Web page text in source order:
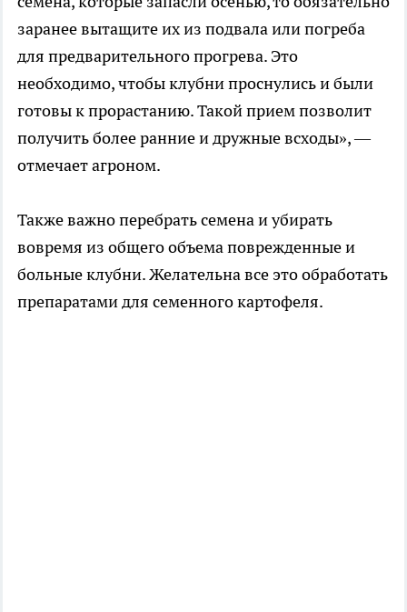
заранее вытащите их из подвала или погреба
для предварительного прогрева. Это
необходимо, чтобы клубни проснулись и были
готовы к прорастанию. Такой прием позволит
получить более ранние и дружные всходы», —
отмечает агроном.
Также важно перебрать семена и убирать
вовремя из общего объема поврежденные и
больные клубни. Желательна все это обработать
препаратами для семенного картофеля.